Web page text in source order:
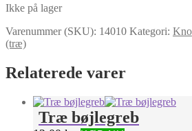
Ikke på lager
Varenummer (SKU): 14010 Kategori:
(træ)
Relaterede varer
Træ bøjlegreb